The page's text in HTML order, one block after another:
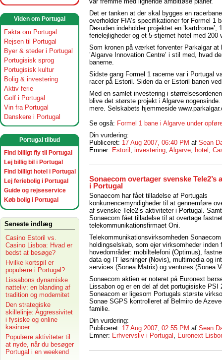
Viden om Portugal
Fakta om Portugal
Rejsen til Portugal
Byer & steder i Portugal
Portugisisk sprog
Portugisisk kultur
Bolig & investering
Aktiv ferie
Golf i Portugal
Vin fra Portugal
Danskere i Portugal
Portugal tilbud
Find billigt fly til Portugal
Lej billig bil i Portugal
Find billigt hotel i Portugal
Lej feriebolig i Portugal
Guide og rejseservice
Køb bolig i Portugal
Seneste indlæg
Casino Estoril vs.
Casino Lisboa: Hvad er
bedst at besøge?
Hvilke kortspil er
populære i Portugal?
Lissabons dynamiske
natteliv: en blanding af
tradition og modernitet
Den strategiske
skillelinje: Aggressivitet
i fysiske og online
kasinoer
Populære aktiviteter til
at nyde, når du besøger
Portugal i en weekend
Det er tanken at der skal bygges en
overholder FIA’s specifikationer for Formel 1
Desuden indeholder projektet en ’kartdrome’,
ferielejligheder og et 5-stjernet hotel med
Som kronen på værket forventer Parkalgar
’Algarve Innovation Centre’ i stil med, hvad
banerne.
Sidste gang Formel 1 racerne var i Portugal
racer på Estoril. Siden da er Estoril banen
Med en samlet investering i
blive det største projekt i Algarve
mere. Selskabets hjemmeside
Se også: Formel 1 bane i Algarve under
Din vurdering:
Publiceret: 17 Aug 2007, 06:40 PM af Sean
Emner: Estoril , investering, Algarve, hotel ,
Sonaecom overtager svenske Tele2’s
i Portugal
Sonaecom har fået tilladelse af Portugals
konkurrencemyndigheder til at gennemføre
af svenske Tele2’s aktiviteter i Portugal.
Sonaecom fået tilladelse til at overtage
telekommunikationsfirmaet Oni.
Telekommunikationsvirksomheden
holdingselskab, som ejer virksomheder inden
hovedområder: mobiltelefoni (Optimus),
data og IT løsninger (Novis), multimedia og
services (Sonea Matrix) og ventures (Sonea
Sonaecom aktien er noteret på Euronext
Lissabon og er en del af det portugisiske PSI
Soneacom er ligesom Portugals største
Sonae SGPS kontrolleret af Belmiro de
familie.
Din vurdering:
Publiceret: 17 Aug 2007, 02:55 PM af Sean
Emner: Erhvervsliv i Portugal , Euronext